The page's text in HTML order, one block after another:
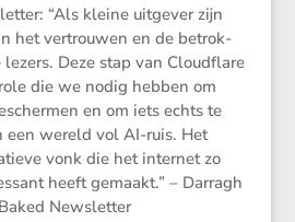
“Als kleine uitgever zijn
het vertrouwen en de betrok­
Deze stap van Cloud­flare
die we nodig hebben om
en om iets echts te
een wereld vol AI-ruis. Het
vonk die het internet zo
heeft gemaakt.” – Darragh
Newsletter